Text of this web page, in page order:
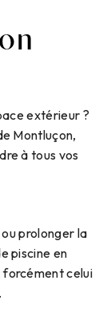
extérieur ?
Montluçon,
à tous vos
prolonger la
piscine en
forcément celui